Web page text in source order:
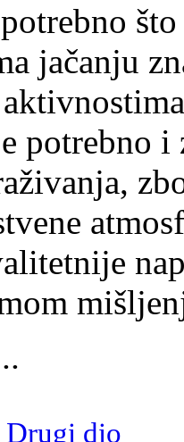
jačanju
potrebno i
Drugi dio